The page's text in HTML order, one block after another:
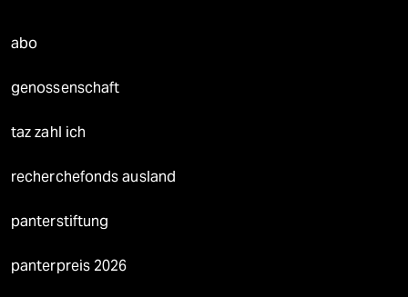
abo
genossenschaft
taz zahl ich
recherchefonds ausland
panterstiftung
panterpreis 2026